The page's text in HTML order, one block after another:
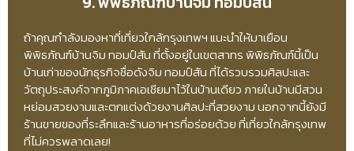
ถ้าคุณกำลังมองหาที่เที่ยวใกล้กรุงเทพฯ แนะนำให้มาเยือน
พิพิธภัณฑ์บ้านจิม ทอมป์สัน ที่ตั้งอยู่ในเขตสาทร พิพิธภัณฑ์นี้เป็น
บ้านเก่าของนักธุรกิจชื่อดังจิม ทอมป์สัน ที่ได้รวบรวมศิลปะและ
วัตถุประสงค์จากภูมิภาคเอเชียมาไว้ในบ้านเดียว ภายในบ้านมีสวน
หย่อมสวยงามและตกแต่งด้วยงานศิลปะที่สวยงาม นอกจากนี้ยังมี
ร้านขายของที่ระลึกและร้านอาหารที่อร่อยด้วย ที่เที่ยวใกล้กรุงเทพ
ที่ไม่ควรพลาดเลย!